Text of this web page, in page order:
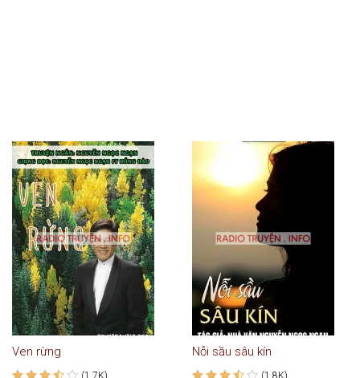
Ven rừng
(1.7K)
Nỗi sầu sâu kín
(1.8K)